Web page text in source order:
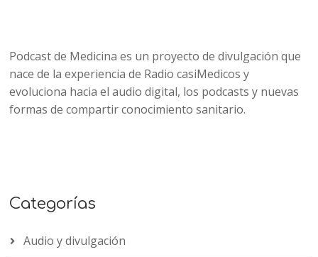
Podcast de Medicina es un proyecto de divulgación que
nace de la experiencia de Radio casiMedicos y
evoluciona hacia el audio digital, los podcasts y nuevas
formas de compartir conocimiento sanitario.
Categorías
Audio y divulgación